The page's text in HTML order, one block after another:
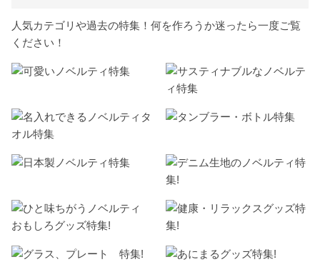
人気カテゴリや過去の特集！何を作ろうか迷ったら一度ご覧
ください！